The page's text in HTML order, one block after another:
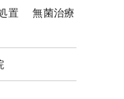
置 無菌治療